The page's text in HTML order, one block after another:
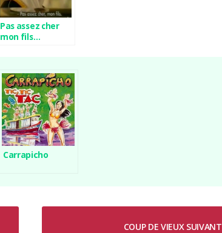
Pas assez cher
mon fils…
Carrapicho
COUP DE VIEUX SUIVANT